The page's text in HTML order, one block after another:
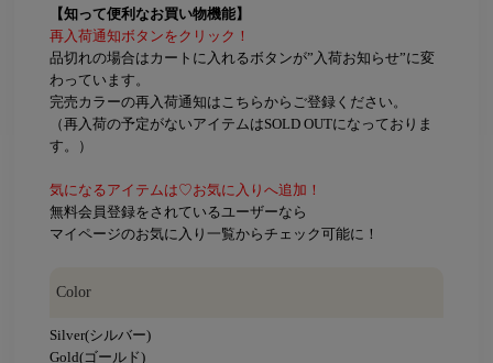
【知って便利なお買い物機能】
再入荷通知ボタンをクリック！
品切れの場合はカートに入れるボタンが”入荷お知らせ”に変
わっています。
完売カラーの再入荷通知はこちらからご登録ください。
（再入荷の予定がないアイテムはSOLD OUTになっておりま
す。）
気になるアイテムは♡お気に入りへ追加！
無料会員登録をされているユーザーなら
マイページのお気に入り一覧からチェック可能に！
Color
Silver(シルバー)
Gold(ゴールド)